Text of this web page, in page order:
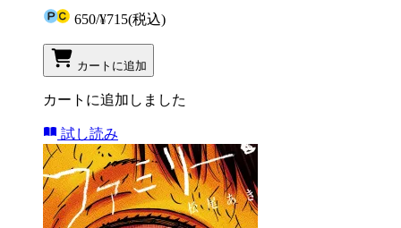
650/¥715(税込)
カートに追加
カートに追加しました
試し読み